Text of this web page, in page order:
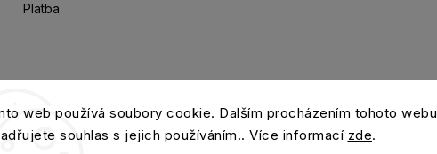
web používá soubory cookie. Dalším procházením tohoto webu
souhlas s jejich používáním.. Více informací zde.
Platba